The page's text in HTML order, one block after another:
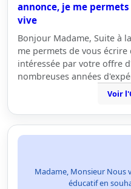
annonce, je me
vive
Bonjour Madame, Suite à
me permets de vous écrire
intéressée par votre offre
nombreuses années
Voir
Madame, Monsieur
éducatif en